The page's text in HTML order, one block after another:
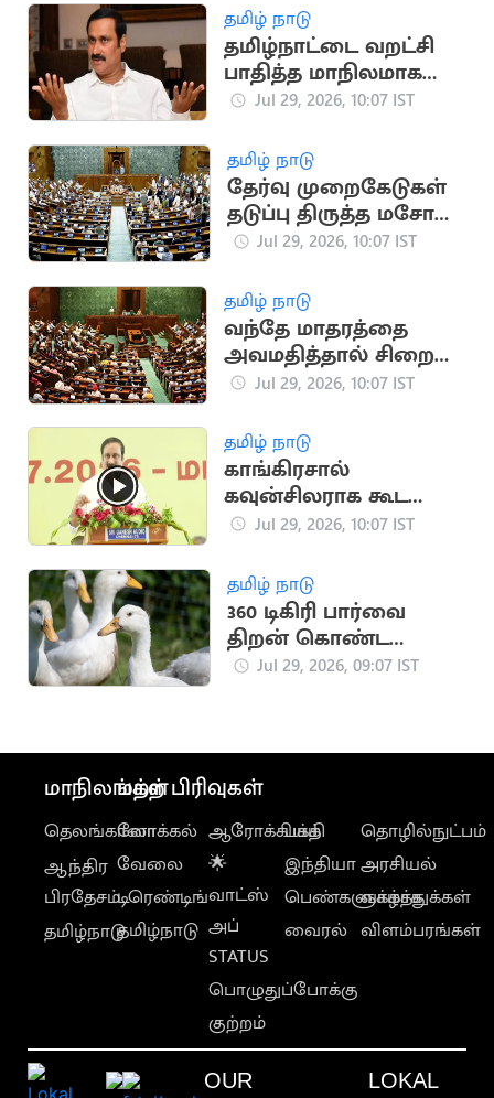
தமிழ் நாடு
தமிழ்நாட்டை வறட்சி
பாதித்த மாநிலமாக
அறிவிக்க பாமக
வலியுறுத்தல்
Jul 29, 2026, 10:07 IST
தமிழ் நாடு
தேர்வு முறைகேடுகள்
தடுப்பு திருத்த மசோதா
மக்களவையில்
Jul 29, 2026, 10:07 IST
தமிழ் நாடு
வந்தே மாதரத்தை
அவமதித்தால் சிறை
தண்டனை
Jul 29, 2026, 10:07 IST
தமிழ் நாடு
காங்கிரசால்
கவுன்சிலராக கூட
முடியாது: அன்புமணி
Jul 29, 2026, 10:07 IST
தமிழ் நாடு
360 டிகிரி பார்வை
திறன் கொண்ட
வாத்துகளின் விசித்திர
Jul 29, 2026, 09:07 IST
மாநிலங்கள்
தெலங்கானா
ஆந்திர
பிரதேசம்
தமிழ்நாடு
மற்ற பிரிவுகள்
லோக்கல்
வேலை
டிரெண்டிங்
தமிழ்நாடு
ஆரோக்கியம்
🌟
வாட்ஸ்
அப்
STATUS
பொழுதுப்போக்கு
குற்றம்
பக்தி
இந்தியா
பெண்களுக்காக
வைரல்
தொழில்நுட்பம்
அரசியல்
வாழ்த்துக்கள்
விளம்பரங்கள்
OUR LOKAL